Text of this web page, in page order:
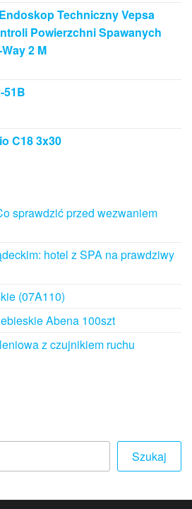
Techniczny Vepsa
Powierzchni Spawanych
2 M
51B
C18 3x30
sprawdzić przed wezwaniem
hotel z SPA na prawdziwy
(07A110)
Abena 100szt
z czujnikiem ruchu
Szukaj